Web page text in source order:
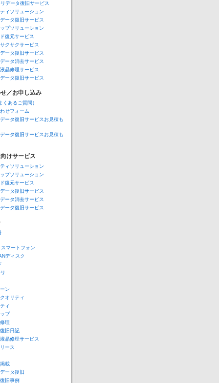
データ復旧サービス
ィソリューション
ータ復旧サービス
プソリューション
復元サービス
クサクサービス
ータ復旧サービス
ータ消去サービス
晶修理サービス
ータ復旧サービス
／お申し込み
くあるご質問）
せフォーム
ータ復旧サービスお見積も
ータ復旧サービスお見積も
けサービス
ィソリューション
プソリューション
復元サービス
ータ復旧サービス
ータ消去サービス
ータ復旧サービス
マートフォン
ディスク
ン
オリティ
ィ
プ
理
旧日記
晶修理サービス
ース
載
ータ復旧
旧事例